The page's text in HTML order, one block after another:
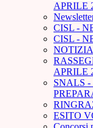
APRILE
CISL -
CISL -
APRILE
SNALS
ESITO